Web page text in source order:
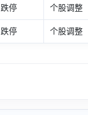
跌停 个股调整
跌停 个股调整